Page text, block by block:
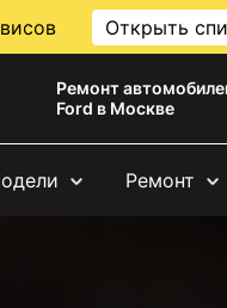
Открыть
Ремонт
Ford в Москве
Ремонт